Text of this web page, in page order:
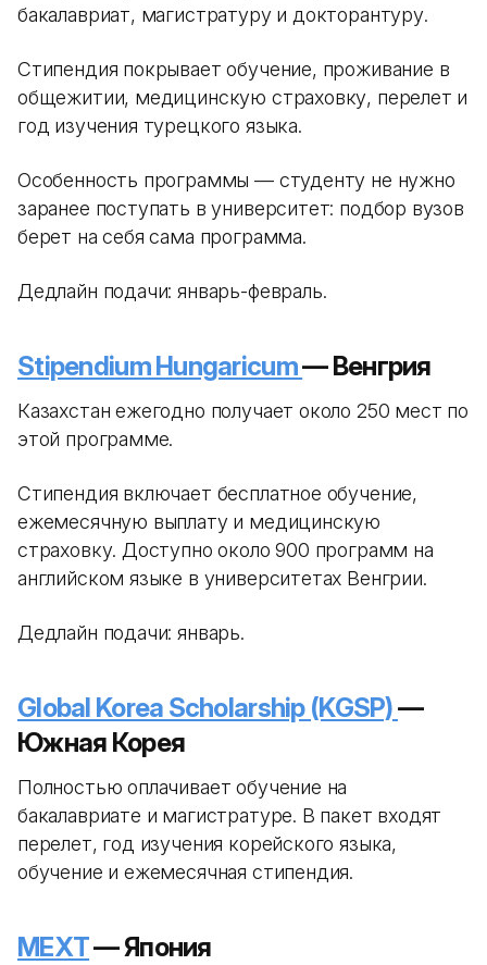
бакалавриат, магистратуру и докторантуру.
Стипендия покрывает обучение, проживание в
общежитии, медицинскую страховку, перелет и
год изучения турецкого языка.
Особенность программы — студенту не нужно
заранее поступать в университет: подбор вузов
берет на себя сама программа.
Дедлайн подачи: январь-февраль.
Stipendium Hungaricum— Венгрия
Казахстан ежегодно получает около 250 мест по
этой программе.
Стипендия включает бесплатное обучение,
ежемесячную выплату и медицинскую
страховку. Доступно около 900 программ на
английском языке в университетах Венгрии.
Дедлайн подачи: январь.
Global Korea Scholarship (KGSP)—
Южная Корея
Полностью оплачивает обучение на
бакалавриате и магистратуре. В пакет входят
перелет, год изучения корейского языка,
обучение и ежемесячная стипендия.
MEXT— Япония